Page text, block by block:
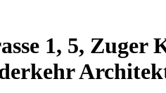
1, 5, Zuger